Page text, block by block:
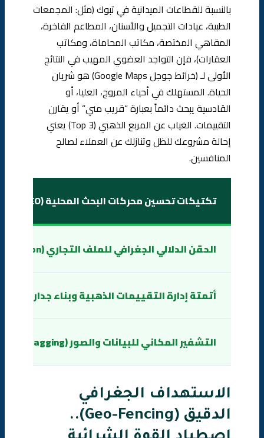
بالنسبة للقطاعات الميدانية في تبوك (مثل: المجمعات
الطبية، عيادات التجميل والأسنان، المطاعم الفاخرة،
المقاهي المختصة، مكاتب المحاماة، ومكاتب
العقارات)، فإن التواجد العضوي المهيب في النتائج
الأولى لـ (خرائط جوجل Google Maps) هو شريان
الحياة. المستهلك في أحياء المروج، العليا، أو
القادسية يبحث دائماً بعبارة “قريب مني” أو يقارن
التقييمات. الغياب عن المربع الذهبي (Top 3) يعني
إحالة مشروعك للظل وتنازلك عن العملاء لصالح
المنافسين.
تكتيكات تحسين محركات البحث المحلية (Local SEO) في تبوك
الحقن الدلالي الجغرافي للملف التجاري (Keyword & Geo Optimization)
أتمتة إدارة التقييمات الذهبية وبناء جدار الثقة (Review Automation)
التشفير المكاني للبيانات والصور (Advanced Geo-Tagging)
الاستهداف الجغرافي
الدقيق (Geo-Fencing)..